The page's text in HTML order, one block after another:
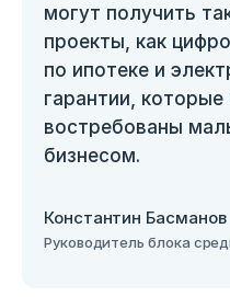
могут получить
проекты, как
по ипотеке и
гарантии,
востребованы
бизнесом.
Константин Басманов
Руководитель блока